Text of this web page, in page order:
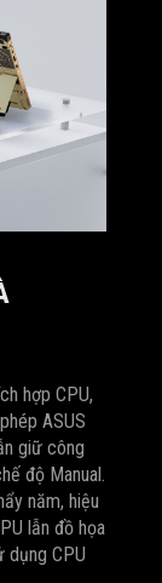
hợp CPU,
ASUS
giữ công
độ Manual.
năm, hiệu
lẫn đồ họa
CPU